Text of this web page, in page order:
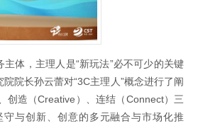
体，主理人是“新玩法”必不可少的关键
院长孙云蕾对“3C主理人”概念进行了阐
创造（Creative）、连结（Connect）三
守与创新、创意的多元融合与市场化推